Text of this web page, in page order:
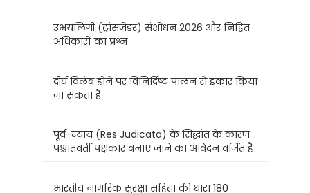
उभयलिंगी (ट्रांसजेंडर) संशोधन 2026 और निहित
अधिकारों का प्रश्न
दीर्घ विलंब होने पर विनिर्दिष्ट पालन से इंकार किया
जा सकता है
पूर्व-न्याय (Res Judicata) के सिद्धांत के कारण
पश्चातवर्ती पक्षकार बनाए जाने का आवेदन वर्जित है
भारतीय नागरिक सुरक्षा संहिता की धारा 180